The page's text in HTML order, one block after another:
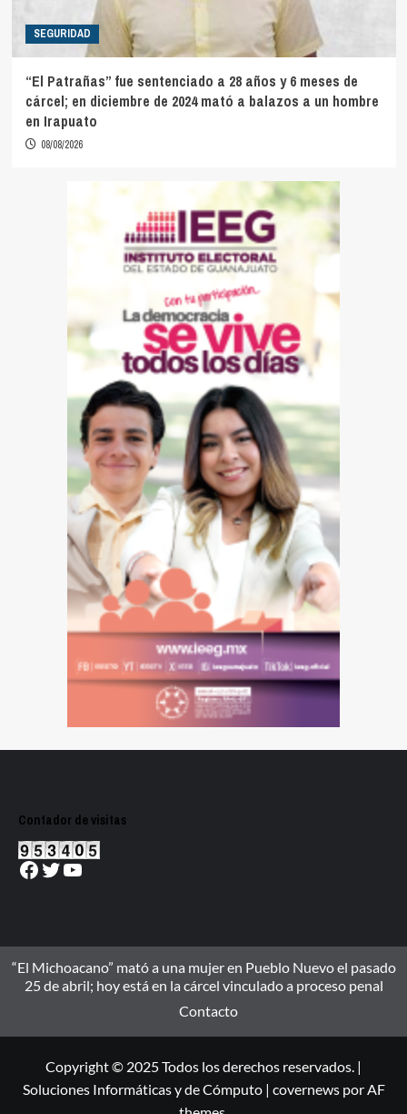
SEGURIDAD
“El Patrañas” fue sentenciado a 28 años y 6 meses de
cárcel; en diciembre de 2024 mató a balazos a un hombre
en Irapuato
08/08/2026
Contador de visitas
Facebook
Twitter
YouTube
“El Michoacano” mató a una mujer en Pueblo Nuevo el pasado
25 de abril; hoy está en la cárcel vinculado a proceso penal
Contacto
Copyright © 2025 Todos los derechos reservados. |
Soluciones Informáticas y de Cómputo | covernewspor AF